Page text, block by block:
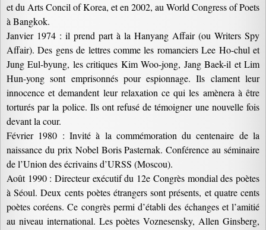
et du Arts Concil of Korea, et en 2002, au World Congress of Poets
à Bangkok.
Janvier 1974 : il prend part à la Hanyang Affair (ou Writers Spy
Affair). Des gens de lettres comme les romanciers Lee Ho-chul et
Jung Eul-byung, les critiques Kim Woo-jong, Jang Baek-il et Lim
Hun-yong sont emprisonnés pour espionnage. Ils clament leur
innocence et demandent leur relaxation ce qui les amènera à être
torturés par la police. Ils ont refusé de témoigner une nouvelle fois
devant la cour.
Février 1980 : Invité à la commémoration du centenaire de la
naissance du prix Nobel Boris Pasternak. Conférence au séminaire
de l’Union des écrivains d’URSS (Moscou).
Août 1990 : Directeur exécutif du 12e Congrès mondial des poètes
à Séoul. Deux cents poètes étrangers sont présents, et quatre cents
poètes coréens. Ce congrès permi d’établi des échanges et l’amitié
au niveau international. Les poètes Voznesensky, Allen Ginsberg,